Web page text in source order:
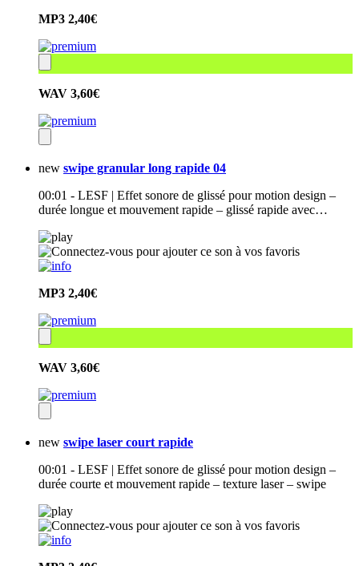
MP3 2,40€
WAV 3,60€
new swipe granular long rapide 04
00:01 - LESF | Effet sonore de glissé pour motion design –
durée longue et mouvement rapide – glissé rapide avec…
MP3 2,40€
WAV 3,60€
new swipe laser court rapide
00:01 - LESF | Effet sonore de glissé pour motion design –
durée courte et mouvement rapide – texture laser – swipe